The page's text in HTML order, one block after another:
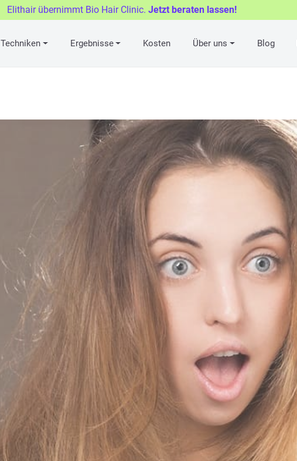
Elithair übernimmt Bio Hair Clinic. Jetzt beraten lassen!
Techniken Ergebnisse Kosten Über uns Blog